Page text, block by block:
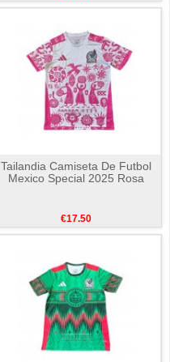
Tailandia Camiseta De Futbol
Mexico Special 2025 Rosa
€17.50